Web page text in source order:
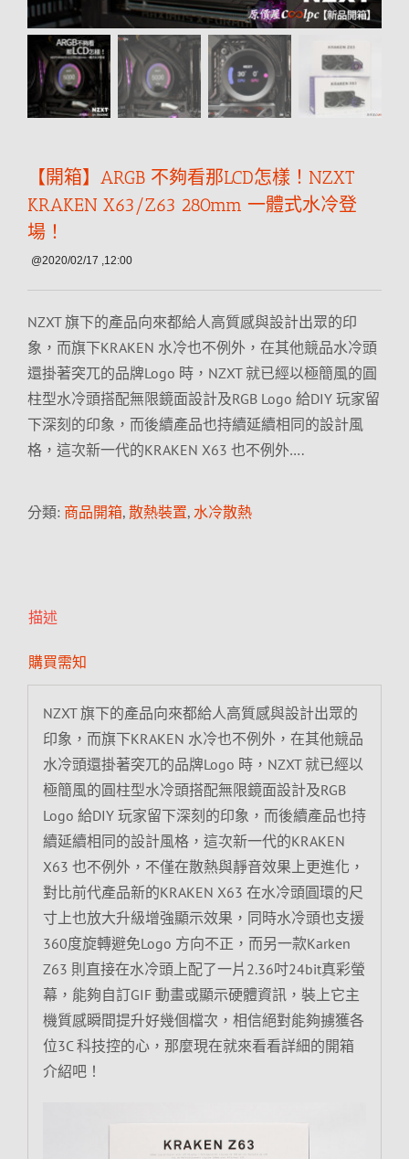
【開箱】ARGB 不夠看那LCD怎樣！NZXT
KRAKEN X63/Z63 280mm 一體式水冷登
場！
@2020/02/17 ,12:00
NZXT 旗下的產品向來都給人高質感與設計出眾的印
象，而旗下KRAKEN 水冷也不例外，在其他競品水冷頭
還掛著突兀的品牌Logo 時，NZXT 就已經以極簡風的圓
柱型水冷頭搭配無限鏡面設計及RGB Logo 給DIY 玩家留
下深刻的印象，而後續產品也持續延續相同的設計風
格，這次新一代的KRAKEN X63 也不例外….
分類: 商品開箱, 散熱裝置, 水冷散熱
描述
購買需知
NZXT 旗下的產品向來都給人高質感與設計出眾的
印象，而旗下KRAKEN 水冷也不例外，在其他競品
水冷頭還掛著突兀的品牌Logo 時，NZXT 就已經以
極簡風的圓柱型水冷頭搭配無限鏡面設計及RGB
Logo 給DIY 玩家留下深刻的印象，而後續產品也持
續延續相同的設計風格，這次新一代的KRAKEN
X63 也不例外，不僅在散熱與靜音效果上更進化，
對比前代產品新的KRAKEN X63 在水冷頭圓環的尺
寸上也放大升級增強顯示效果，同時水冷頭也支援
360度旋轉避免Logo 方向不正，而另一款Karken
Z63 則直接在水冷頭上配了一片2.36吋24bit真彩螢
幕，能夠自訂GIF 動畫或顯示硬體資訊，裝上它主
機質感瞬間提升好幾個檔次，相信絕對能夠擄獲各
位3C 科技控的心，那麼現在就來看看詳細的開箱
介紹吧！